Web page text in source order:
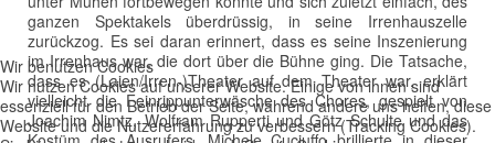
ganzen Spektakels überdrüssig, in seine Irrenhauszelle
zurückzog. Es sei daran erinnert, dass es seine Inszenierung
im Irrenhaus war, die dort über die Bühne ging. Die Tatsache,
dass es (Laien/Irren-)Theater auf dem Theater war, erklärt
vielleicht die Feinrippunterwäsche des Chores, gespielt von
Joachim Nimtz, Wolfram Rupperti und Götz Schulte und das
Wir benutzen Cookies
Wir nutzen Cookies auf unserer Website. Einige von ihnen sind
essenziell für den Betrieb der Seite, während andere uns helfen, diese
Website und die Nutzererfahrung zu verbessern (Tracking Cookies).